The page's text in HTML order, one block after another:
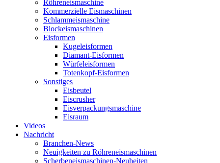
Röhreneismaschine
Kommerzielle Eismaschinen
Schlammeismaschine
Blockeismaschinen
Eisformen
Kugeleisformen
Diamant-Eisformen
Würfeleisformen
Totenkopf-Eisformen
Sonstiges
Eisbeutel
Eiscrusher
Eisverpackungsmaschine
Eisraum
Videos
Nachricht
Branchen-News
Neuigkeiten zu Röhreneismaschinen
Scherbeneismaschinen-Neuheiten